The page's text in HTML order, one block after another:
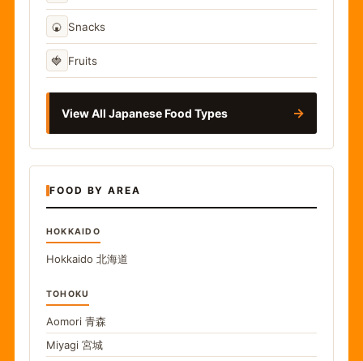
🍘 Snacks
🍓 Fruits
View All Japanese Food Types →
FOOD BY AREA
HOKKAIDO
Hokkaido 北海道
TOHOKU
Aomori 青森
Miyagi 宮城